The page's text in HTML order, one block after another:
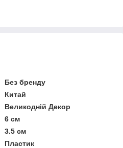
Без бренду
Китай
Великодній Декор
6 см
3.5 см
Пластик